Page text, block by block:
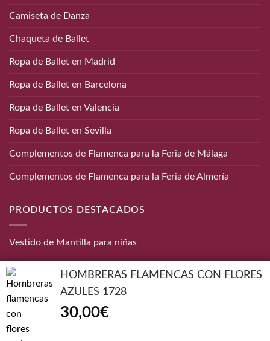
Camiseta de Danza
Chaqueta de Ballet
Ropa de Ballet en Madrid
Ropa de Ballet en Barcelona
Ropa de Ballet en Valencia
Ropa de Ballet en Sevilla
Complementos de Flamenca para la Feria de Málaga
Complementos de Flamenca para la Feria de Almería
PRODUCTOS DESTACADOS
Vestido de Mantilla para niñas
CONTACTO
656 872 190
info@danzaymas.com
HOMBRERAS FLAMENCAS CON FLORES
AZULES 1728
30,00€